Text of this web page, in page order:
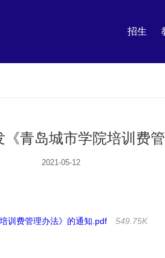
招生
青岛城市学院培训费
2021-05-12
训费管理办法》的通知.pdf
549.75K